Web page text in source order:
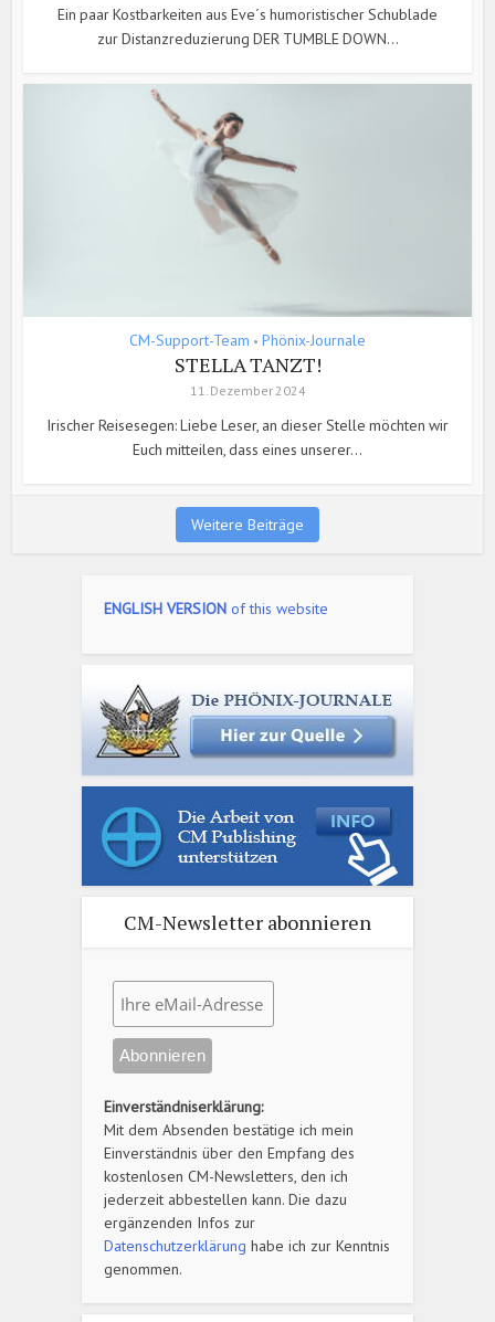
Ein paar Kostbarkeiten aus Eve´s humoristischer Schublade
zur Distanzreduzierung DER TUMBLE DOWN...
CM-Support-Team • Phönix-Journale
STELLA TANZT!
11. Dezember 2024
Irischer Reisesegen: Liebe Leser, an dieser Stelle möchten wir
Euch mitteilen, dass eines unserer...
Weitere Beiträge
ENGLISH VERSION of this website
CM-Newsletter abonnieren
Einverständniserklärung:
Mit dem Absenden bestätige ich mein
Einverständnis über den Empfang des
kostenlosen CM-Newsletters, den ich
jederzeit abbestellen kann. Die dazu
ergänzenden Infos zur
Datenschutzerklärung habe ich zur Kenntnis
genommen.